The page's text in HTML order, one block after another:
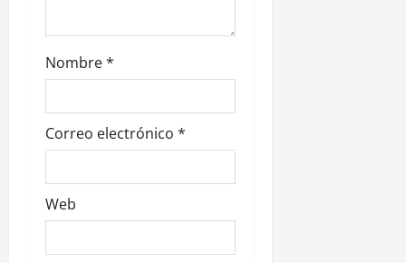
d
a
s
Nombre*
Correo electrónico *
Web